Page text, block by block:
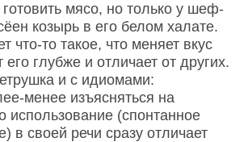
мясо, но только у шеф-
козырь в его белом халате.
что-то такое, что меняет вкус
глубже и отличает от других.
и с идиомами:
менее изъясняться на
использование (спонтанное
в своей речи сразу отличает